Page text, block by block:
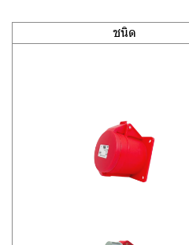
ชนิด